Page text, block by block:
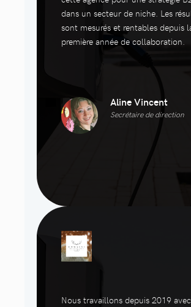
dans un secteur de niche. Les
sont mesurés et rentables depuis
première année de collaboration.
Aline Vincent
Secrétaire de direction
Nous travaillons depuis 2019